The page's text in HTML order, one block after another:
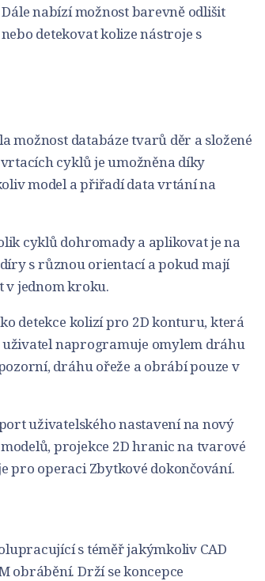
nabízí možnost barevně odlišit
detekovat kolize nástroje s
možnost databáze tvarů děr a složené
cyklů je umožněna díky
model a přiřadí data vrtání na
cyklů dohromady a aplikovat je na
s různou orientací a pokud mají
v jednom kroku.
detekce kolizí pro 2D konturu, která
naprogramuje omylem dráhu
dráhu ořeže a obrábí pouze v
uživatelského nastavení na nový
projekce 2D hranic na tvarové
pro operaci Zbytkové dokončování.
s téměř jakýmkoliv CAD
obrábění. Drží se koncepce